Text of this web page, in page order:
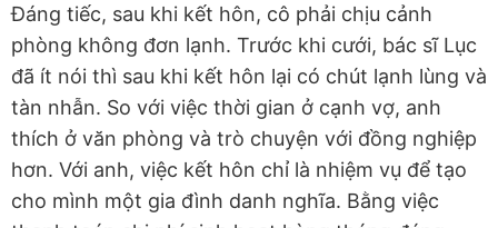
Đáng tiếc, sau khi kết hôn, cô phải chịu cảnh
phòng không đơn lạnh. Trước khi cưới, bác sĩ Lục
đã ít nói thì sau khi kết hôn lại có chút lạnh lùng và
tàn nhẫn. So với việc thời gian ở cạnh vợ, anh
thích ở văn phòng và trò chuyện với đồng nghiệp
hơn. Với anh, việc kết hôn chỉ là nhiệm vụ để tạo
cho mình một gia đình danh nghĩa. Bằng việc